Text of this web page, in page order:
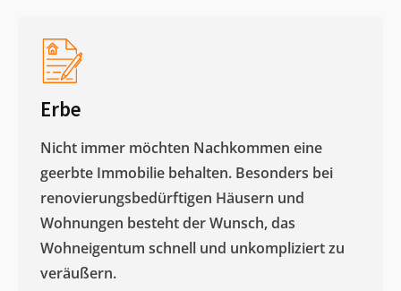
Erbe
Nicht immer möchten Nachkommen eine
geerbte Immobilie behalten. Besonders bei
renovierungsbedürftigen Häusern und
Wohnungen besteht der Wunsch, das
Wohneigentum schnell und unkompliziert zu
veräußern. ​